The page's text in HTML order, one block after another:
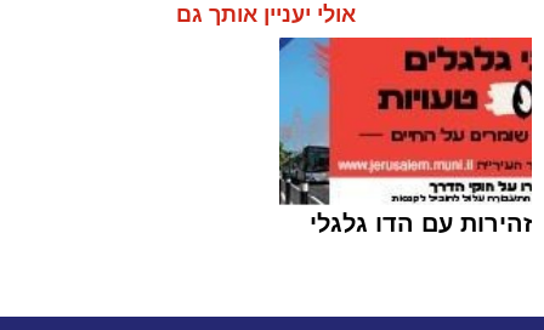
אולי יעניין אותך גם
זהירות עם הדו גלגלי